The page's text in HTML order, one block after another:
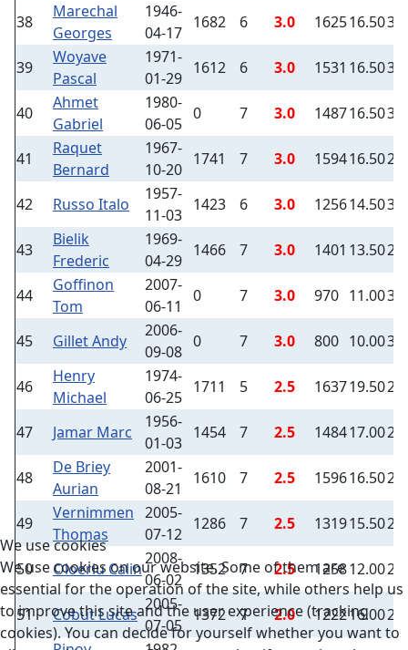
38
Marechal
Georges
1946-
04-17
1682 6 3.0 162516.503
39
Woyave
Pascal
1971-
01-29
1612 6 3.0 1531 16.503
40
Ahmet
Gabriel
1980-
06-05
0 7 3.0 148716.503
41
Raquet
Bernard
1967-
10-20
1741 7 3.0 159416.502
42 Russo Italo
1957-
11-03
1423 6 3.0 125614.503
43
Bielik
Frederic
1969-
04-29
1466 7 3.0 1401 13.502
44
Goffinon
Tom
2007-
06-11
0 7 3.0 970 11.003
45 Gillet Andy
2006-
09-08
0 7 3.0 800 10.003
46
Henry
Michael
1974-
06-25
1711 5 2.5 163719.502
47 Jamar Marc
1956-
01-03
1454 7 2.5 148417.002
48
De Briey
Aurian
2001-
08-21
1610 7 2.5 159616.502
49
Vernimmen
Thomas
2005-
07-12
1286 7 2.5 131915.502
50 Oloeriu Calin
2008-
06-02
1352 7 2.5 125812.002
51 Cobut Lucas
2005-
07-05
1372 7 2.0 122216.002
We use cookies
We use cookies on our website. Some of them are
essential for the operation of the site, while others help us
to improve this site and the user experience (tracking
cookies). You can decide for yourself whether you want to